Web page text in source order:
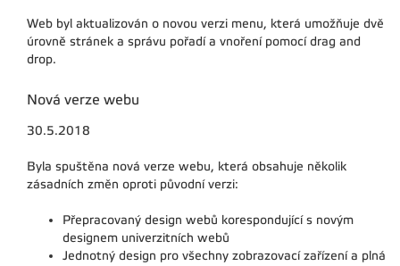
Web byl aktualizován o novou verzi menu, která umožňuje dvě
úrovně stránek a správu pořadí a vnoření pomocí drag and
drop.
Nová verze webu
30.5.2018
Byla spuštěna nová verze webu, která obsahuje několik
zásadních změn oproti původní verzi:
Přepracovaný design webů korespondující s novým
designem univerzitních webů
Jednotný design pro všechny zobrazovací zařízení a plná